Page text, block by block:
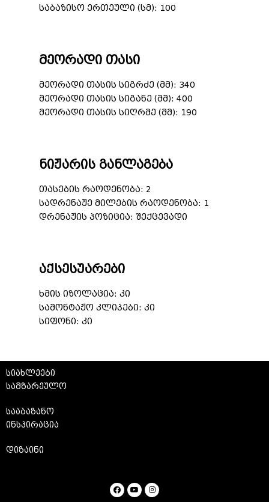
საბაზისო ერთეული (სმ): 100
მეორადი თასი
მეორადი თასის სიგრძე (მმ): 340
მეორადი თასის სიგანე (მმ): 400
მეორადი თასის სიღრმე (მმ): 190
ნიჟარის განლაგება
თასების რაოდენობა: 2
სადრენაჟე მილების რაოდენობა: 1
დრენაჟის პოზიცია: შექცევადი
აქსესუარები
ხმის იზოლაცია: კი
სამონტაჟო კლიპები: კი
სიფონი: კი
სიახლეები
სამზარეულო
სააბაზანო
ინსპირაცია
დიზაინი